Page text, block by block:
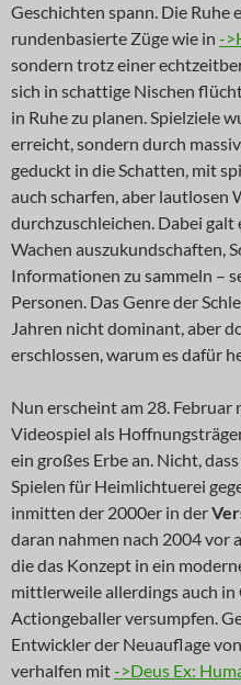
Geschichten spann. Die Ruhe
rundenbasierte Züge wie in -
sondern trotz einer
sich in schattige Nischen
in Ruhe zu planen. Spielziele
erreicht, sondern durch
geduckt in die Schatten, mit
auch scharfen, aber lautlosen
durchzuschleichen. Dabei
Wachen auszukundschaften,
Informationen zu sammeln –
Personen. Das Genre der
Jahren nicht dominant, aber
erschlossen, warum es dafür
Nun erscheint am 28. Februar
Videospiel als
ein großes Erbe an. Nicht,
Spielen für Heimlichtuerei
inmitten der 2000er in der
daran nahmen nach 2004 vor
die das Konzept in ein
mittlerweile allerdings auch in
Actiongeballer versumpfen.
Entwickler der Neuauflage von
verhalfen mit->Deus Ex: